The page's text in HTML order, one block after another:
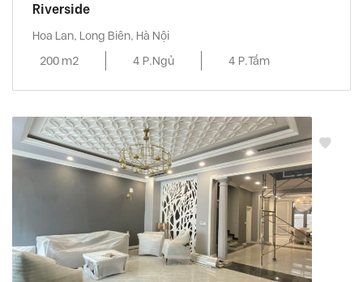
Riverside
Hoa Lan, Long Biên, Hà Nội
200 m2
4 P.Ngủ 4 P.Tắm